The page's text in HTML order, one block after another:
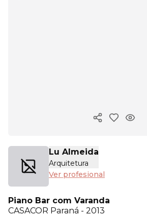
Copiar enlace
Lu Almeida
Arquitetura
Ver profesional
Piano Bar com Varanda
CASACOR Paraná - 2013